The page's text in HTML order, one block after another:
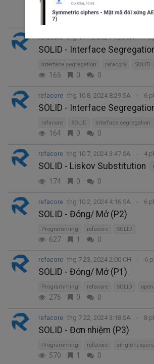
Dependency Inversion
152 0 0
refacore thg 11 18, 2024 4:26 SA 9
SOLID - Interface
interface segregation refacore SOLID
165 0 0
refacore thg 10 8, 2024 8:29 SA 6
SOLID - Interface
refacore SOLID interface segregation
164 0 0
refacore thg 10 7, 2024 3:47 SA 4
SOLID - Liskov Substitution
174 0 0
refacore thg 10 2, 2024 4:16 SA 6
SOLID - Đóng/ Mở (P2)
Programming refacore SOLID
627 1 0
refacore thg 7 23, 2024 2:00 CH 6
SOLID - Đóng/ Mở (P1)
Programming refacore SOLID
276 0 0
refacore thg 7 22, 2024 3:18 SA 8
SOLID - Đơn nhiệm (P3)
Programming refacore single
570 1 0